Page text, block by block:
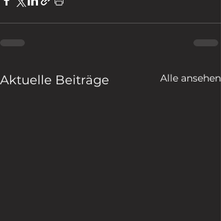
Aktuelle Beiträge Alle ansehen